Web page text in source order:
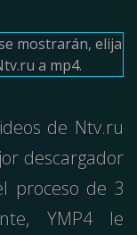
mostrarán, elija
a mp4.
de Ntv.ru
descargador
proceso de 3
YMP4 le